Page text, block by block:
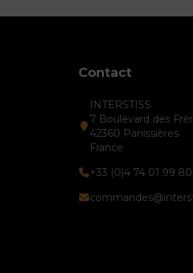
Contact
INTERSTISS
7 Boulevard des
42360 Panissières
France
+33 (0)4 74 01 99 80